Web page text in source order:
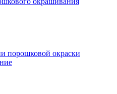
порошковой окраски